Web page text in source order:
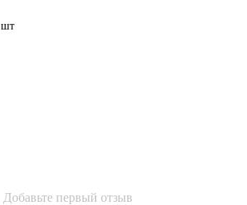
шт
Добавьте первый отзыв